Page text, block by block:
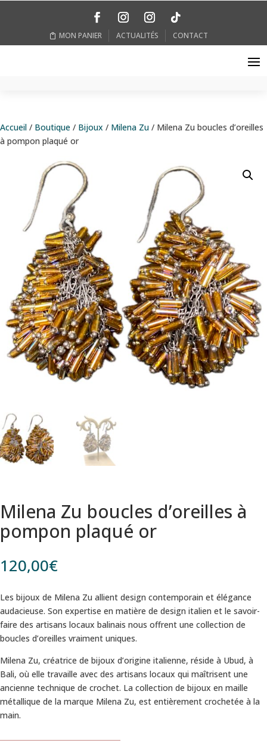
MON PANIER ACTUALITÉS CONTACT
Accueil / Boutique / Bijoux / Milena Zu / Milena Zu boucles d’oreilles
à pompon plaqué or
Milena Zu boucles d’oreilles à
pompon plaqué or
120,00€
Les bijoux de Milena Zu allient design contemporain et élégance
audacieuse. Son expertise en matière de design italien et le savoir-
faire des artisans locaux balinais nous offrent une collection de
boucles d’oreilles vraiment uniques.
Milena Zu, créatrice de bijoux d’origine italienne, réside à Ubud, à
Bali, où elle travaille avec des artisans locaux qui maîtrisent une
ancienne technique de crochet. La collection de bijoux en maille
métallique de la marque Milena Zu, est entièrement crochetée à la
main.